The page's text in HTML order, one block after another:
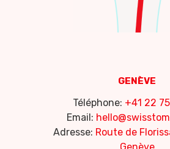
GENÈVE
Téléphone: +41 22
Email:
Adresse: Route de